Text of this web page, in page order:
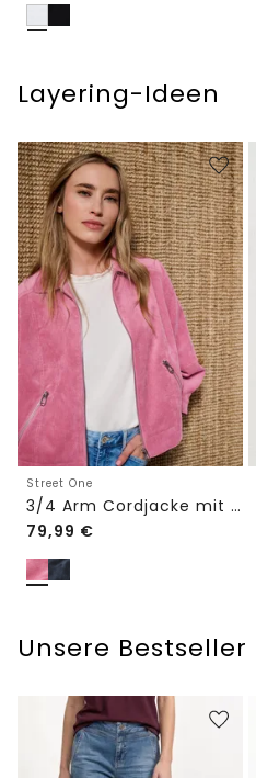
Layering-Ideen
Street One
3/4 Arm Cordjacke mit Hemdkragen
79,99 €
Unsere Bestseller